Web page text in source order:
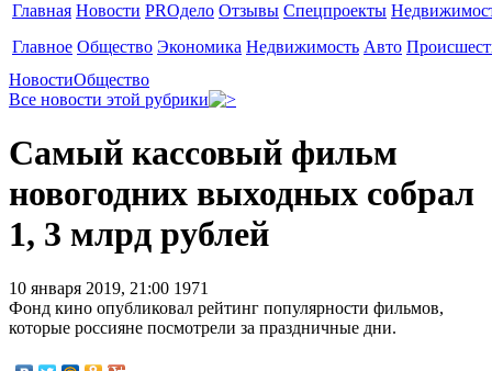
Главная Новости PROдело Отзывы Спецпроекты
Главное Общество Экономика Недвижимость Авто
НовостиОбщество
Все новости этой рубрики
Самый кассовый фильм
новогодних выходных собрал
1, 3 млрд рублей
10 января 2019, 21:00 1971
Фонд кино опубликовал рейтинг популярности фильмов,
которые россияне посмотрели за праздничные дни.